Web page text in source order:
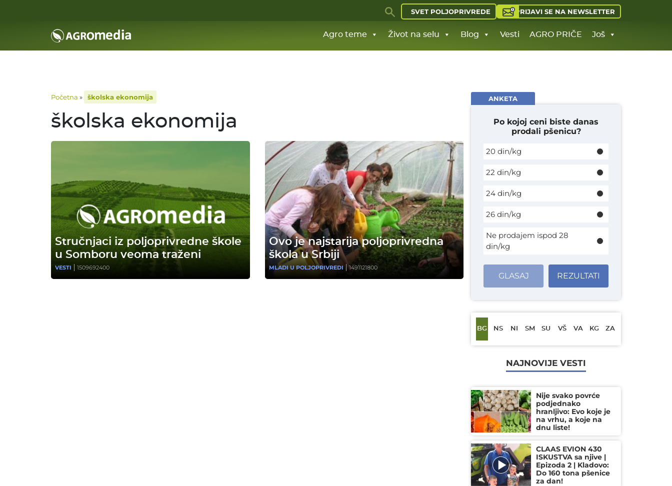
SVET POLJOPRIVREDE PRIJAVI SE NA NEWSLETTER
Agro teme Život na selu Blog Vesti AGRO PRIČE Još
Početna » školska ekonomija
školska ekonomija
Stručnjaci iz poljoprivredne škole
u Somboru veoma traženi
VESTI 1509692400
Ovo je najstarija poljoprivredna
škola u Srbiji
MLADI U POLJOPRIVREDI 1491121800
ANKETA
Po kojoj ceni biste danas
prodali pšenicu?
20 din/kg
22 din/kg
24 din/kg
26 din/kg
Ne prodajem ispod 28
din/kg
GLASAJ REZULTATI
BG NS NI SM SU VŠ VA KG ZA
NAJNOVIJE VESTI
Nije svako povrće
podjednako
hranljivo: Evo koje je
na vrhu, a koje na
dnu liste!
CLAAS EVION 430
ISKUSTVA sa njive |
Epizoda 2 | Kladovo:
Do 160 tona pšenice
za dan!